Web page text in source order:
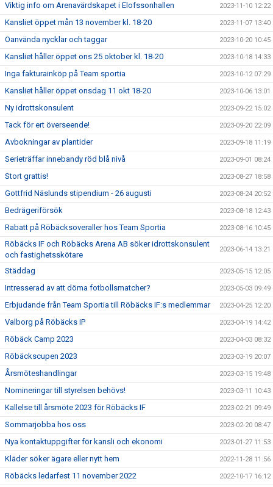
Viktig info om Arenavärdskapet i Elofssonhallen 2023-11-10 12:22
Kansliet öppet mån 13 november kl. 18-20 2023-11-07 13:40
Oanvända nycklar och taggar 2023-10-20 10:45
Kansliet håller öppet ons 25 oktober kl. 18-20 2023-10-18 14:33
Inga fakturainköp på Team sportia 2023-10-12 07:29
Kansliet håller öppet onsdag 11 okt 18-20 2023-10-06 13:01
Ny idrottskonsulent 2023-09-22 15:02
Tack för ert överseende! 2023-09-20 22:09
Avbokningar av plantider 2023-09-18 11:19
Serieträffar innebandy röd blå nivå 2023-09-01 08:24
Stort grattis! 2023-08-27 18:58
Gottfrid Näslunds stipendium - 26 augusti 2023-08-24 20:52
Bedrägeriförsök 2023-08-18 12:43
Rabatt på Röbäcksoveraller hos Team Sportia 2023-08-16 10:45
Röbäcks IF och Röbäcks Arena AB söker idrottskonsulent
och fastighetsskötare
2023-06-14 13:21
Städdag 2023-05-15 12:05
Intresserad av att döma fotbollsmatcher? 2023-05-03 09:49
Erbjudande från Team Sportia till Röbäcks IF:s medlemmar 2023-04-25 12:20
Valborg på Röbäcks IP 2023-04-19 14:42
Röbäck Camp 2023 2023-04-03 08:32
Röbäckscupen 2023 2023-03-19 20:07
Årsmöteshandlingar 2023-03-15 19:48
Nomineringar till styrelsen behövs! 2023-03-11 10:43
Kallelse till årsmöte 2023 för Röbäcks IF 2023-02-21 09:49
Sommarjobba hos oss 2023-02-20 08:47
Nya kontaktuppgifter för kansli och ekonomi 2023-01-27 11:53
Kläder söker ägare eller nytt hem 2022-11-28 11:56
Röbäcks ledarfest 11 november 2022 2022-10-17 16:12